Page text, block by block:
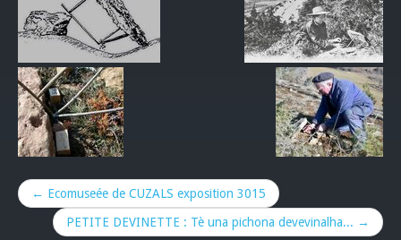
← Ecomuseée de CUZALS exposition 3015
PETITE DEVINETTE : Tè una pichona devevinalha... →